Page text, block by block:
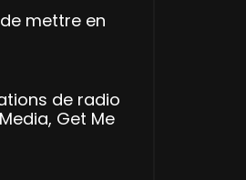
mettre en
de radio
Get Me